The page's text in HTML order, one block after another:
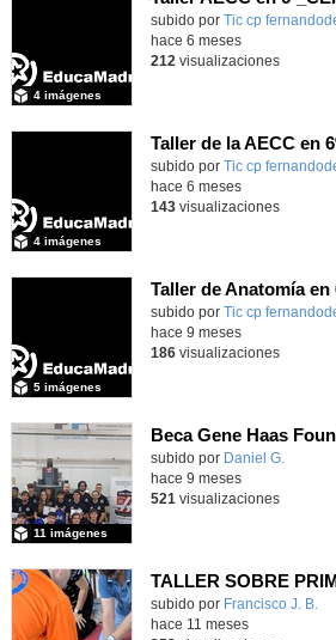
Contenido educativo.
subido por Tic cp
4 imágenes
hace 6 meses
212 visualizaciones
Contenido educativo.
subido por Tic cp
4 imágenes
hace 6 meses
143visualizaciones
Contenido educativo.
subido por Tic cp
5 imágenes
hace 9 meses
186visualizaciones
subido por Daniel G.
11 imágenes
hace 9 meses
521 visualizaciones
subido por Francisco J. B.
hace 11 meses